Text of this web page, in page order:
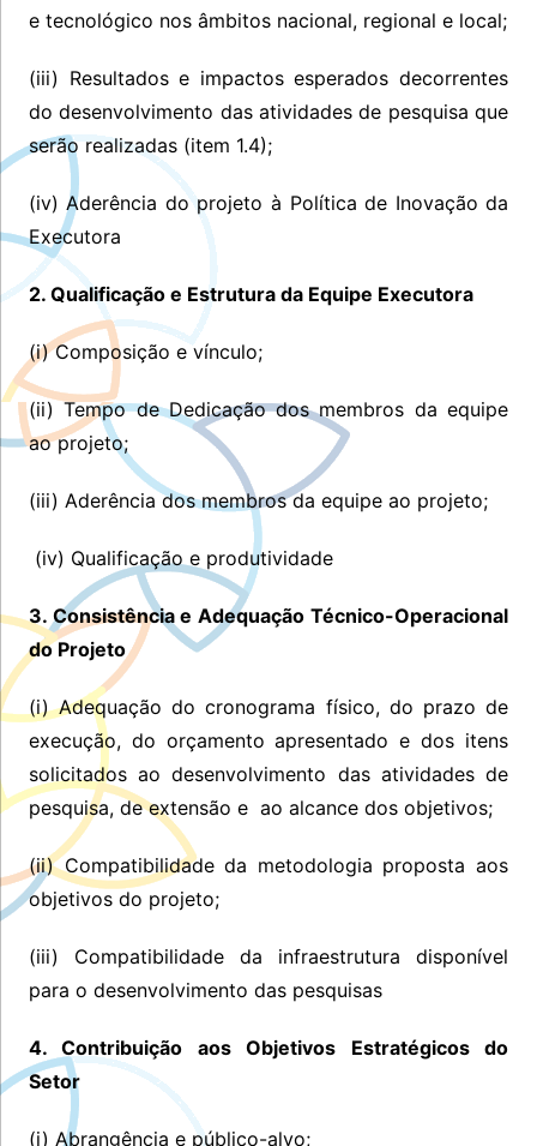
e tecnológico nos âmbitos nacional, regional e local;
(iii) Resultados e impactos esperados decorrentes
do desenvolvimento das atividades de pesquisa que
serão realizadas (item 1.4);
(iv) Aderência do projeto à Política de Inovação da
Executora
2. Qualificação e Estrutura da Equipe Executora
(i) Composição e vínculo;
(ii) Tempo de Dedicação dos membros da equipe
ao projeto;
(iii) Aderência dos membros da equipe ao projeto;
(iv) Qualificação e produtividade
3. Consistência e Adequação Técnico-Operacional
do Projeto
(i) Adequação do cronograma físico, do prazo de
execução, do orçamento apresentado e dos itens
solicitados ao desenvolvimento das atividades de
pesquisa, de extensão e ao alcance dos objetivos;
(ii) Compatibilidade da metodologia proposta aos
objetivos do projeto;
(iii) Compatibilidade da infraestrutura disponível
para o desenvolvimento das pesquisas
4. Contribuição aos Objetivos Estratégicos do
Setor
(i) Abrangência e público-alvo;